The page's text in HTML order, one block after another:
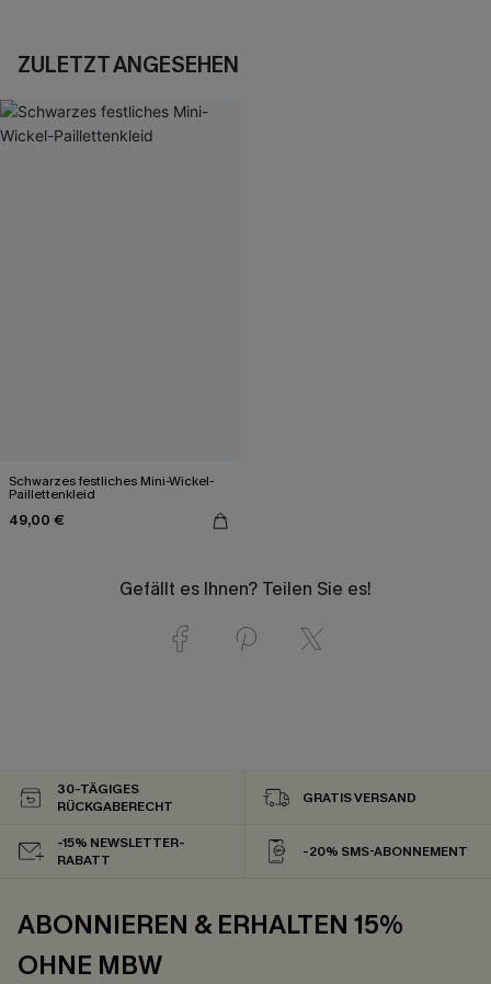
ZULETZT ANGESEHEN
Schwarzes festliches Mini-Wickel-
Paillettenkleid
49,00 €
Gefällt es Ihnen? Teilen Sie es!
30-TÄGIGES
RÜCKGABERECHT
GRATIS VERSAND
-15% NEWSLETTER-
RABATT
-20% SMS-ABONNEMENT
ABONNIEREN & ERHALTEN 15%
OHNE MBW